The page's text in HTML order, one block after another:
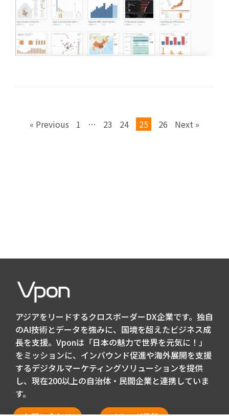
« Previous 1 … 23 24 25 26 Next »
アジアをリードするクロスボーダーDX企業です。独自
のAI技術とデータを強みに、国境を超えたビジネス成
長を支援。Vponは「日本の魅力で世界を元気に！」
をミッションに、インバウンド促進や海外展開を支援
するデジタルマーケティングソリューションを提供
し、現在200以上の自治体・民間企業と連携していま
す。